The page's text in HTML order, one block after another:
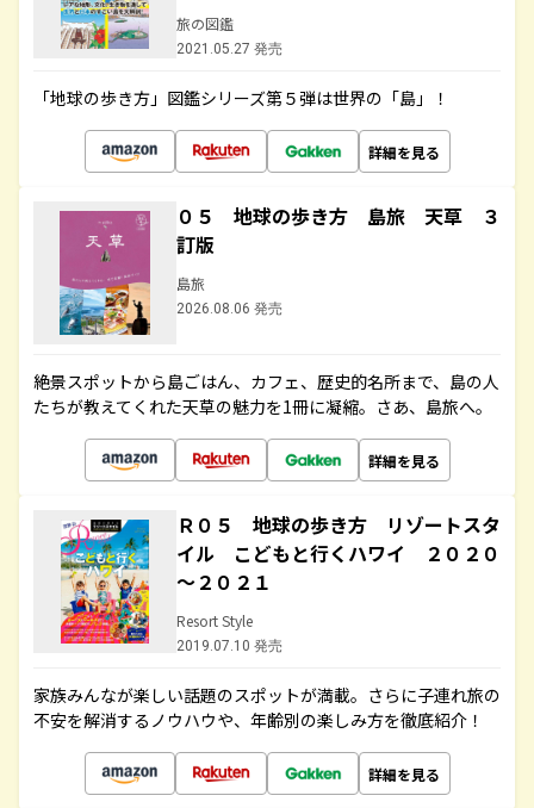
旅の図鑑
2021.05.27 発売
「地球の歩き方」図鑑シリーズ第５弾は世界の「島」！
詳細を見る
０５ 地球の歩き方 島旅 天草 ３
訂版
島旅
2026.08.06 発売
絶景スポットから島ごはん、カフェ、歴史的名所まで、島の人
たちが教えてくれた天草の魅力を1冊に凝縮。さあ、島旅へ。
詳細を見る
Ｒ０５ 地球の歩き方 リゾートスタ
イル こどもと行くハワイ ２０２０
～２０２１
Resort Style
2019.07.10 発売
家族みんなが楽しい話題のスポットが満載。さらに子連れ旅の
不安を解消するノウハウや、年齢別の楽しみ方を徹底紹介！
詳細を見る